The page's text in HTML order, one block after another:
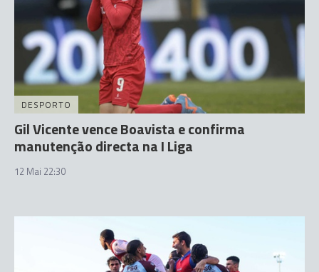
DESPORTO
Gil Vicente vence Boavista e confirma
manutenção directa na I Liga
12 Mai 22:30